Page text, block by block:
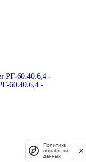
60.40.6,4 -
Политика
обработки
данных